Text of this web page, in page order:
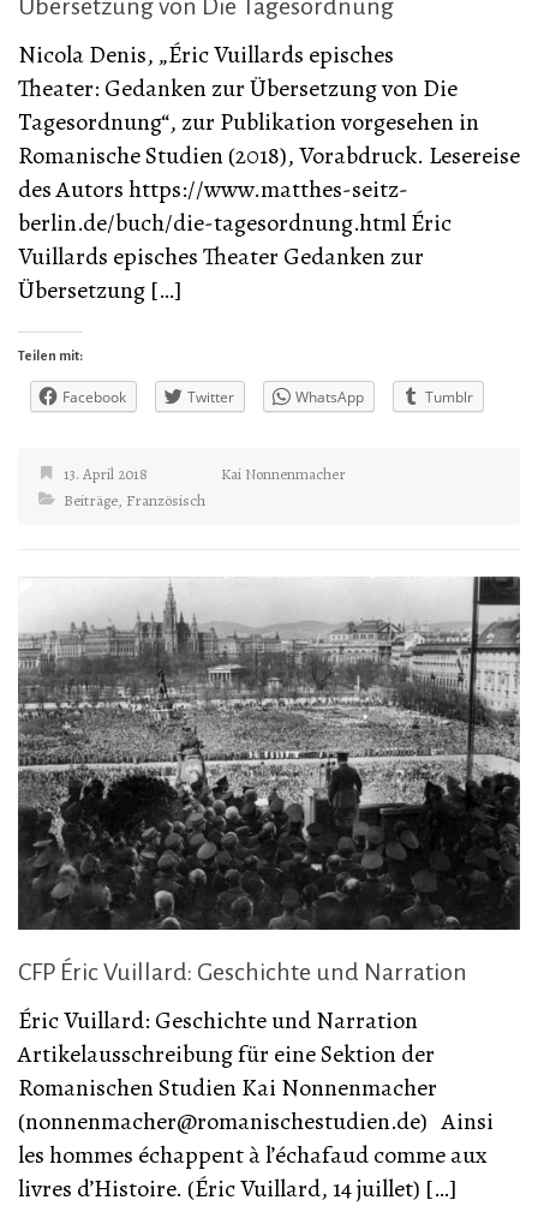
Übersetzung von Die Tagesordnung
Nicola Denis, „Éric Vuillards episches
Theater: Gedanken zur Übersetzung von Die
Tagesordnung“, zur Publikation vorgesehen in
Romanische Studien (2018), Vorabdruck. Lesereise
des Autors https://www.matthes-seitz-
berlin.de/buch/die-tagesordnung.html Éric
Vuillards episches Theater Gedanken zur
Übersetzung […]
Teilen mit:
Facebook Twitter WhatsApp Tumblr
13. April 2018
Kai Nonnenmacher
Beiträge, Französisch
CFP Éric Vuillard: Geschichte und Narration
Éric Vuillard: Geschichte und Narration
Artikelausschreibung für eine Sektion der
Romanischen Studien Kai Nonnenmacher
(nonnenmacher@romanischestudien.de) Ainsi
les hommes échappent à l’échafaud comme aux
livres d’Histoire. (Éric Vuillard, 14 juillet) […]